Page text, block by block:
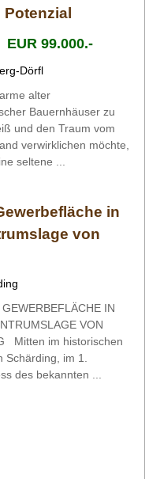
EUR 99.000.-
Dörfl
alter
Bauernhäuser zu
und den Traum vom
verwirklichen möchte,
seltene ...
in
von
IN
VON
Mitten im historischen
Schärding, im 1.
des bekannten ...